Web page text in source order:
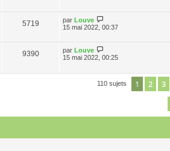
5719 par Louve
15 mai 2022, 00:37
9390 par Louve
15 mai 2022, 00:25
110 sujets 1 2 3